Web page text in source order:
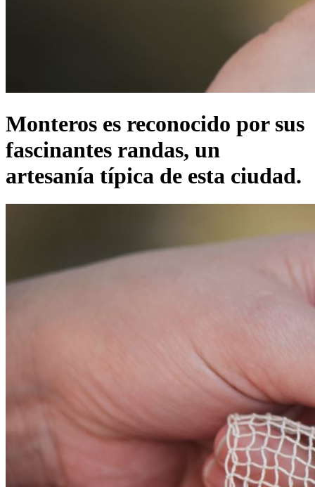
Monteros es reconocido por sus
fascinantes randas, un
artesanía típica de esta ciudad.